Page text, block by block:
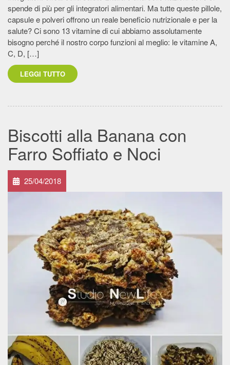
spende di più per gli integratori alimentari. Ma tutte queste pillole,
capsule e polveri offrono un reale beneficio nutrizionale e per la
salute? Ci sono 13 vitamine di cui abbiamo assolutamente
bisogno perché il nostro corpo funzioni al meglio: le vitamine A,
C, D, […]
LEGGI TUTTO
Biscotti alla Banana con
Farro Soffiato e Noci
25/04/2018